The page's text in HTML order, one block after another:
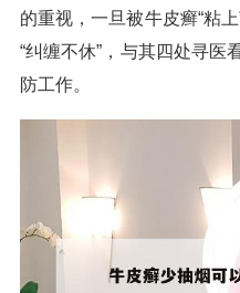
的重视，一旦被牛皮癣“粘
“纠缠不休”，与其四处寻医
防工作。